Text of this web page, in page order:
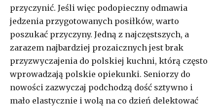
przyczynić. Jeśli więc podopieczny odmawia
jedzenia przygotowanych posiłków, warto
poszukać przyczyny. Jedną z najczęstszych, a
zarazem najbardziej prozaicznych jest brak
przyzwyczajenia do polskiej kuchni, którą często
wprowadzają polskie opiekunki. Seniorzy do
nowości zazwyczaj podchodzą dość sztywno i
mało elastycznie i wolą na co dzień delektować